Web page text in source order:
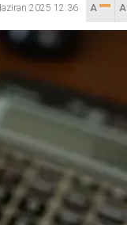
Yönelik Sözlere
2025 12:36 A